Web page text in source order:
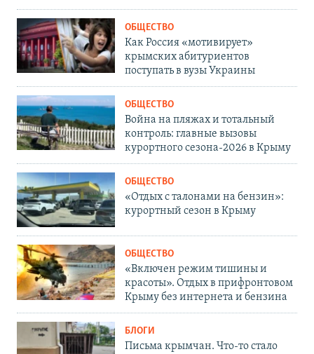
ОБЩЕСТВО
Как Россия «мотивирует»
крымских абитуриентов
поступать в вузы Украины
ОБЩЕСТВО
Война на пляжах и тотальный
контроль: главные вызовы
курортного сезона-2026 в Крыму
ОБЩЕСТВО
«Отдых с талонами на бензин»:
курортный сезон в Крыму
ОБЩЕСТВО
«Включен режим тишины и
красоты». Отдых в прифронтовом
Крыму без интернета и бензина
БЛОГИ
Письма крымчан. Что-то стало